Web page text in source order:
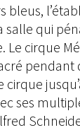
bleus,
qui
Le cirque
ses